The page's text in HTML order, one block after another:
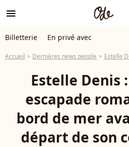
menu
Billetterie En privé avec
Accueil Dernières news people Estelle
Estelle Denis
escapade
bord de mer
départ de son